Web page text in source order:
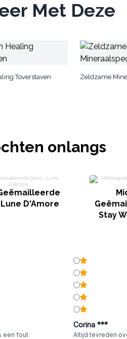
Met Deze
Toverstaven Zeldzame
onlangs
D'Amore
Stay
een fout
Corina ***
Altijd tevreden